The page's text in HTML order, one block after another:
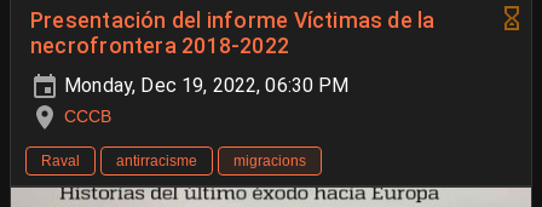
Presentación del informe Víctimas de la
necrofrontera 2018-2022
Monday, Dec 19, 2022, 06:30 PM
CCCB
Raval antirracisme migracions